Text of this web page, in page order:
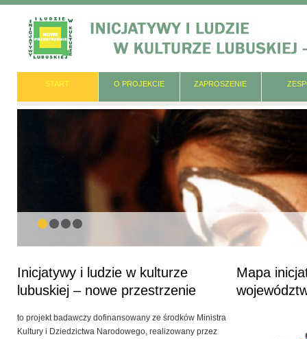
START O PROJEKCIE ZAPROSZENIE
Inicjatywy i ludzie w kulturze
lubuskiej – nowe przestrzenie
to projekt badawczy dofinansowany ze środków Ministra
Kultury i Dziedzictwa Narodowego, realizowany przez
Mapa